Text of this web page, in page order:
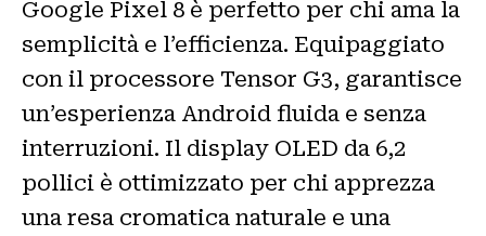
Google Pixel 8 è perfetto per chi ama la
semplicità e l’efficienza. Equipaggiato
con il processore Tensor G3, garantisce
un’esperienza Android fluida e senza
interruzioni. Il display OLED da 6,2
pollici è ottimizzato per chi apprezza
una resa cromatica naturale e una